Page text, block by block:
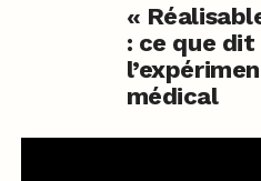
«
: ce que
médical